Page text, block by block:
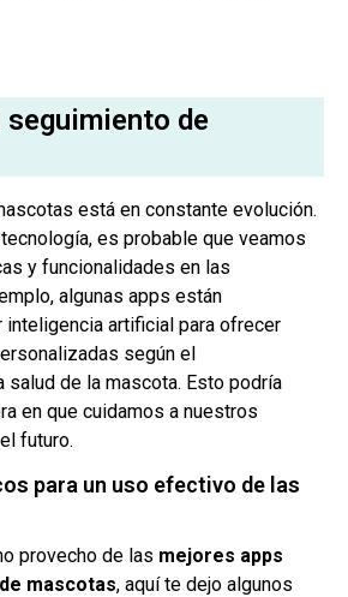
de
está en constante evolución.
es probable que veamos
y funcionalidades en las
algunas apps están
inteligencia artificial para ofrecer
según el
salud de la mascota. Esto podría
en que cuidamos a nuestros
futuro.
para un uso efectivo de las
provecho de las mejores apps
mascotas, aquí te dejo algunos